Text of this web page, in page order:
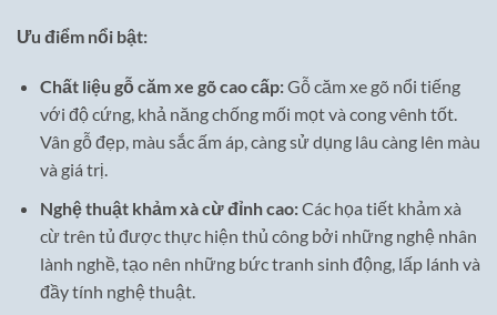
Ưu điểm nổi bật:
Chất liệu gỗ căm xe gõ cao cấp:Gỗ căm xe gõ nổi tiếng
với độ cứng, khả năng chống mối mọt và cong vênh tốt.
Vân gỗ đẹp, màu sắc ấm áp, càng sử dụng lâu càng lên màu
và giá trị.
Nghệ thuật khảm xà cừ đỉnh cao:Các họa tiết khảm xà
cừ trên tủ được thực hiện thủ công bởi những nghệ nhân
lành nghề, tạo nên những bức tranh sinh động, lấp lánh và
đầy tính nghệ thuật.